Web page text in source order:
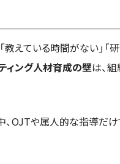
えている時間がない」「研
ィング人材育成の壁は、
OJTや属人的な指導だけ